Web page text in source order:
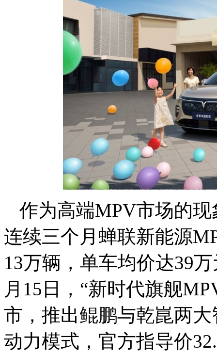
作为高端MPV市场的
连续三个月蝉联新能源
13万辆，单车均价达39
月15日，“新时代旗舰
市，推出鲲鹏与乾崑两
动力模式，官方指导价